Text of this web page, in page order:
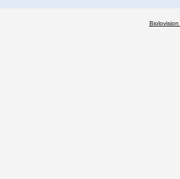
Biolovision